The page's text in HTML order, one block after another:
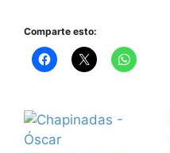
Comparte esto: